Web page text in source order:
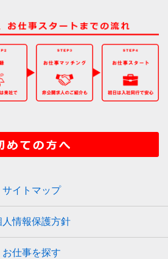
サイトマップ
人情報保護方針
お仕事を探す